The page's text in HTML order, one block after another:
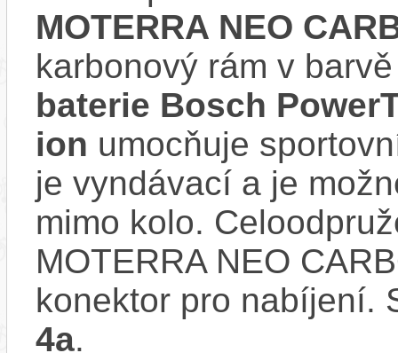
MOTERRA NEO
karbonový rám v
baterie Bosch
ion umocňuje
je vyndávací a je
mimo kolo.
MOTERRA NEO
konektor pro nabíjení.
4a.